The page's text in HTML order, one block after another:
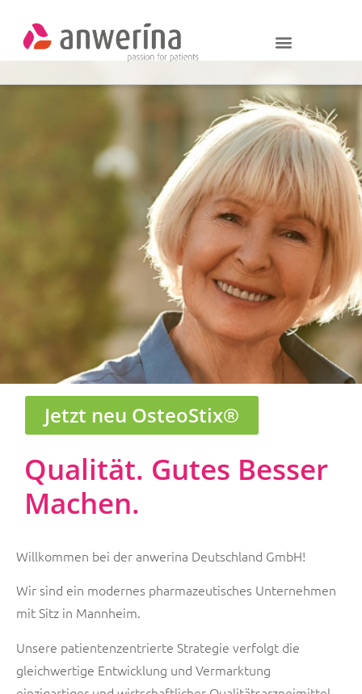
passion
for
patients
...seit mehr als 10
Jahren
Qualität. Gutes Besser
Machen.
Jetzt neu OsteoStix®
Willkommen bei der anwerina Deutschland GmbH!
Wir sind ein modernes pharmazeutisches Unternehmen
mit Sitz in Mannheim.
Unsere patientenzentrierte Strategie verfolgt die
gleichwertige Entwicklung und Vermarktung